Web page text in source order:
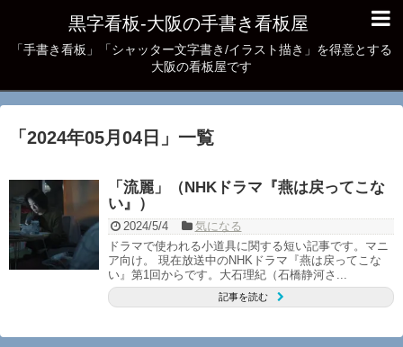
黒字看板‐大阪の手書き看板屋
「手書き看板」「シャッター文字書き/イラスト描き」を得意とする
大阪の看板屋です
「 2024年05月04日 」 一覧
「流麗」（NHKドラマ『燕は戻ってこな
い』）
2024/5/4
気になる
ドラマで使われる小道具に関する短い記事です。マニ
ア向け。 現在放送中のNHKドラマ『燕は戻ってこな
い』第1回からです。大石理紀（石橋静河さ...
記事を読む